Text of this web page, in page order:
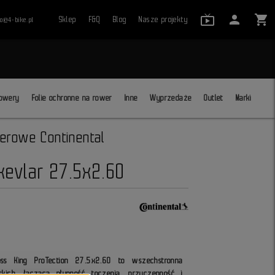
bike.pl Sklep F&Q Blog Nasze projekty live_tv_24
person shopping_cart
Folie ochronne na rower Inne Wyprzedaże Outlet Marki
Continental
27.5x2.60
King ProTection 27.5x2.60 to wszechstronna
łącząca płynność toczenia, przyczepność i